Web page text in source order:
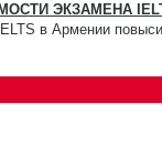
ЭКЗАМЕНА
в Армении